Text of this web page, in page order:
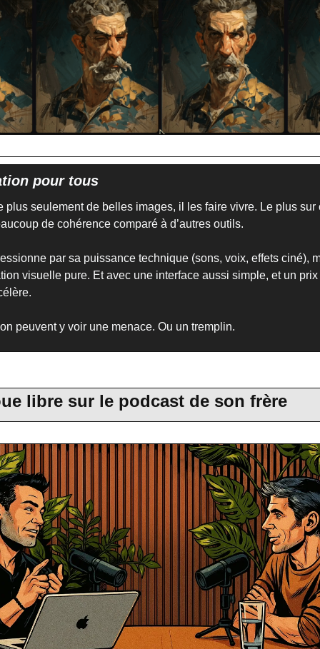
pour tous
plus seulement de belles images, il les faire vivre. Le plus sur
de cohérence comparé à d’autres outils.
par sa puissance technique (sons, voix, effets ciné),
visuelle pure. Et avec une interface aussi simple, et un
peuvent y voir une menace. Ou un tremplin.
libre sur le podcast de son frère